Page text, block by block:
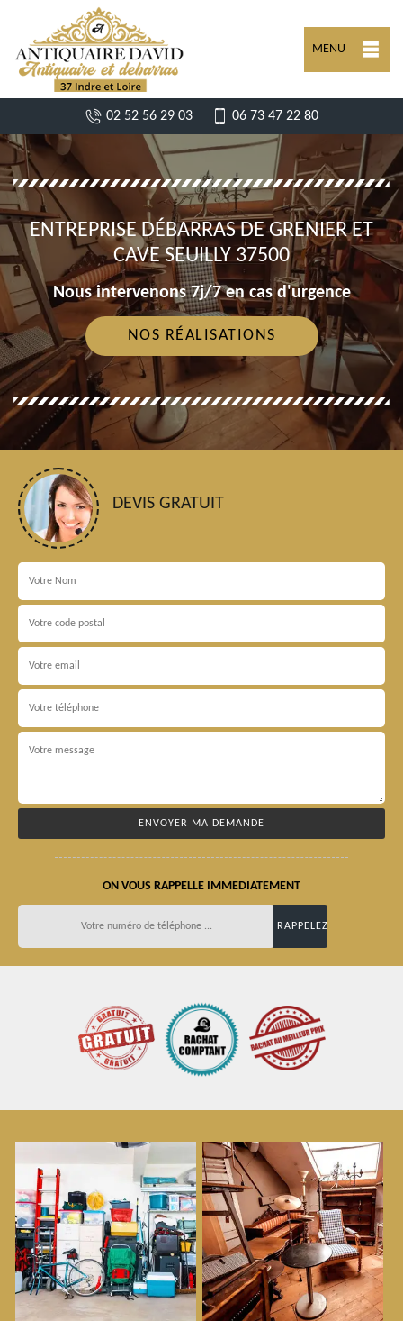
MENU
02 52 56 29 03 06 73 47 22 80
ENTREPRISE DÉBARRAS DE GRENIER ET
CAVE SEUILLY 37500
Nous intervenons 7j/7 en cas d'urgence
NOS RÉALISATIONS
DEVIS GRATUIT
ON VOUS RAPPELLE IMMEDIATEMENT